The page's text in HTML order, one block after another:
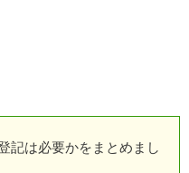
記は必要かをまとめまし